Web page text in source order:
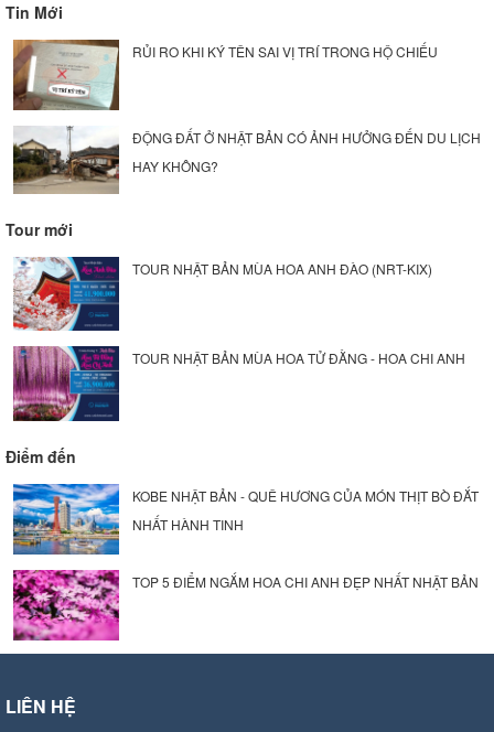
Tin Mới
RỦI RO KHI KÝ TÊN SAI VỊ TRÍ TRONG HỘ CHIẾU
ĐỘNG ĐẤT Ở NHẬT BẢN CÓ ẢNH HƯỞNG ĐẾN DU LỊCH
HAY KHÔNG?
Tour mới
TOUR NHẬT BẢN MÙA HOA ANH ĐÀO (NRT-KIX)
TOUR NHẬT BẢN MÙA HOA TỬ ĐẰNG - HOA CHI ANH
Điểm đến
KOBE NHẬT BẢN - QUÊ HƯƠNG CỦA MÓN THỊT BÒ ĐẮT
NHẤT HÀNH TINH
TOP 5 ĐIỂM NGẮM HOA CHI ANH ĐẸP NHẤT NHẬT BẢN
LIÊN HỆ